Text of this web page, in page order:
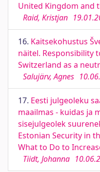
United Kingdom and
Raid, Kristjan
16. Kaitsekohustus
näitel. Responsibility
Switzerland as a
Salujärv, Agnes
17. Eesti julgeoleku
maailmas - kuidas ja
sisejulgeolek
Estonian Security in
What to Do to
Tiidt, Johanna